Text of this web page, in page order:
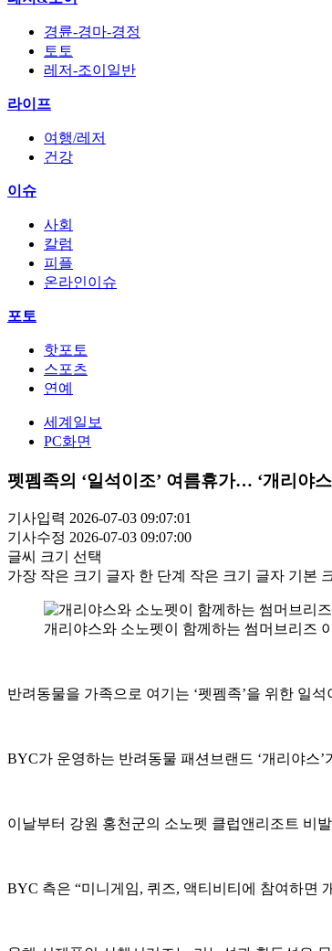
경륜-경마-경정
토토
레저-조이일반
라이프
여행/레저
건강
이슈
사회
칼럼
피플
온라인이슈
포토
핫포토
스포츠
연예
세계일보
PC화면
펫펨족의 ‘일석이조’ 여름휴가… ‘개리야
기사입력 2026-07-03 09:07:01
기사수정 2026-07-03 09:07:00
글씨 크기 선택
가장 작은 크기 글자 한 단계 작은 크기 글자 기본
개리야스와 소노펫이 함께하는 썸머브리즈
반려동물을 가족으로 여기는 ‘펫펨족’을 위한 일
BYC가 운영하는 반려동물 패션브랜드 ‘개리야스
이날부터 강원 홍천군의 소노펫 클럽앤리조트 비
BYC 측은 “미니게임, 퀴즈, 액티비티에 참여하면